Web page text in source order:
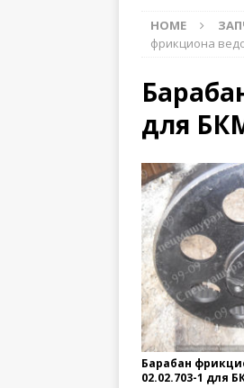
HOME
фрикциона
для
Барабан
02.02.703-1 для